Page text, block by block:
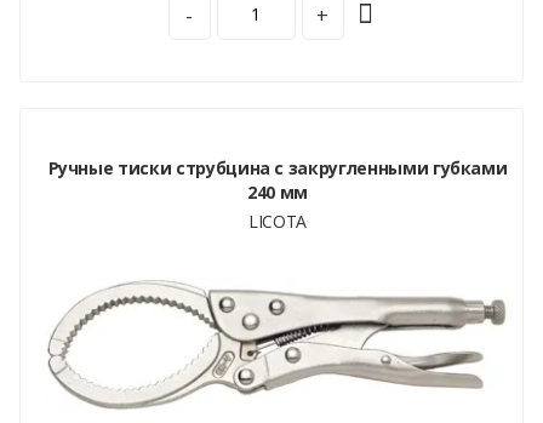
- +
Ручные тиски струбцина с закругленными губками
240 мм
LICOTA